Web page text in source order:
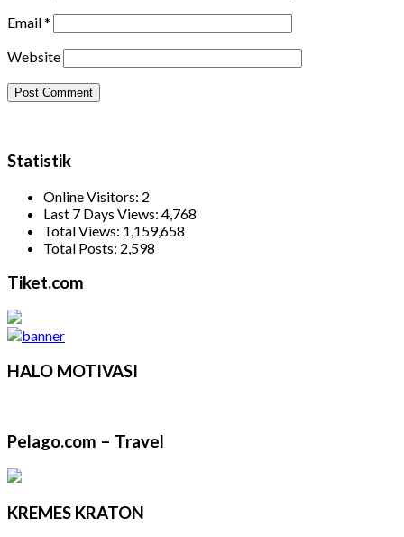
Email*
Website
Statistik
Online Visitors: 2
Last 7 Days Views: 4,768
Total Views: 1,159,658
Total Posts: 2,598
Tiket.com
HALO MOTIVASI
Pelago.com – Travel
KREMES KRATON